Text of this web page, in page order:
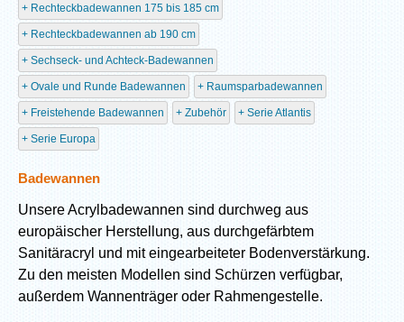
Rechteckbadewannen 175 bis 185 cm
Rechteckbadewannen ab 190 cm
Sechseck- und Achteck-Badewannen
Ovale und Runde Badewannen Raumsparbadewannen
Freistehende Badewannen Zubehör Serie Atlantis
Serie Europa
Badewannen
Unsere Acrylbadewannen sind durchweg aus
europäischer Herstellung, aus durchgefärbtem
Sanitäracryl und mit eingearbeiteter Bodenverstärkung.
Zu den meisten Modellen sind Schürzen verfügbar,
außerdem Wannenträger oder Rahmengestelle.